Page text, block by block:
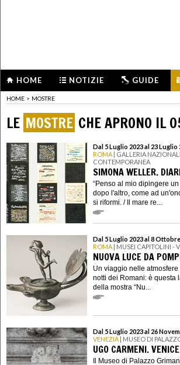
HOME NOTIZIE GUIDE
HOME > MOSTRE
LE MOSTRE CHE APRONO IL
Dal 5 Luglio 2023 al 23 Luglio
ROMA | GALLERIA
CONTEMPORANEA
SIMONA WELLER.
“Penso al mio dipingere
dopo l'altro, come ad
si riformi. / Il mare re...
Dal 5 Luglio 2023 al 8
ROMA | MUSEI CAPITOLINI -
NUOVA LUCE DA
Un viaggio nelle
notti dei Romani: è questa
della mostra “Nu...
Dal 5 Luglio 2023 al 26
VENEZIA | MUSEO DI
UGO CARMENI.
Il Museo di Palazzo